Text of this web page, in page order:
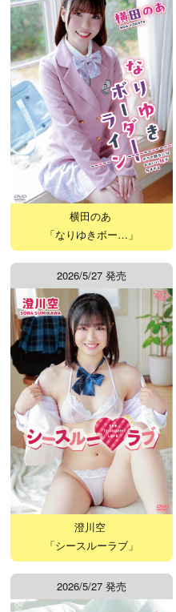
横田のあ
「なりゆきボー…」
2026/5/27 発売
澄川空
「シースルーラブ」
2026/5/27 発売